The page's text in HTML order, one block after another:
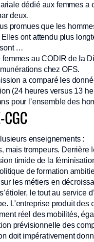
dédié aux femmes
deux.
promues que les
ont attendu plus
…
au CODIR de la
chez OFS.
a comparé les
(24 heures versus 13
pour l’ensemble des
enseignements :
mais trompeurs.
timide de la
de formation
les métiers en
le tout au service
L’entreprise produit
réel des mobilités,
prévisionnelle des
doit impérativement